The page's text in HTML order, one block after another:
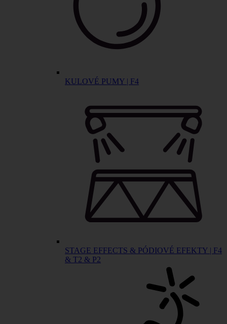
KULOVÉ PUMY | F4
STAGE EFFECTS & PÓDIOVÉ EFEKTY | F4
& T2 & P2